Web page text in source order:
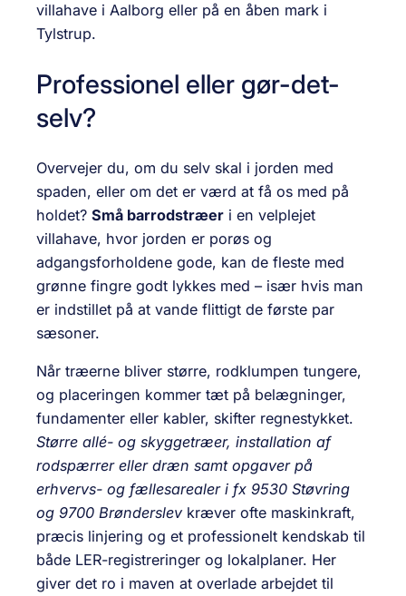
villahave i Aalborg eller på en åben mark i
Tylstrup.
Professionel eller gør-det-
selv?
Overvejer du, om du selv skal i jorden med
spaden, eller om det er værd at få os med på
holdet? Små barrodstræer i en velplejet
villahave, hvor jorden er porøs og
adgangsforholdene gode, kan de fleste med
grønne fingre godt lykkes med – især hvis man
er indstillet på at vande flittigt de første par
sæsoner.
Når træerne bliver større, rodklumpen tungere,
og placeringen kommer tæt på belægninger,
fundamenter eller kabler, skifter regnestykket.
Større allé- og skyggetræer, installation af
rodspærrer eller dræn samt opgaver på
erhvervs- og fællesarealer i fx 9530 Støvring
og 9700 Brønderslevkræver ofte maskinkraft,
præcis linjering og et professionelt kendskab til
både LER-registreringer og lokalplaner. Her
giver det ro i maven at overlade arbejdet til